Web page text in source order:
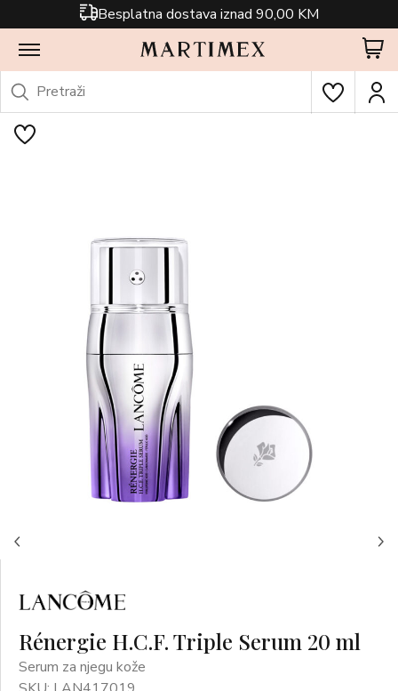
Besplatna dostava iznad 90,00 KM
Rénergie H.C.F. Triple Serum 20 ml
Serum za njegu kože